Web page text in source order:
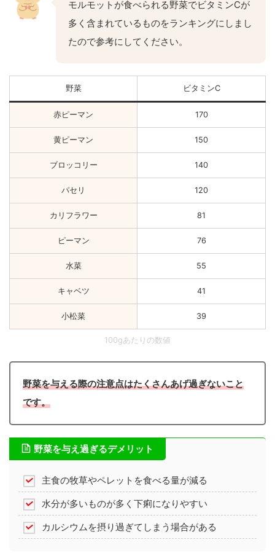
モルモットが食べられる野菜でビタミンCが
多く含まれているものをランキングにしまし
たので参考にしてください。
野菜 ビタミンC
赤ピーマン 170
黄ピーマン 150
ブロッコリー 140
パセリ 120
カリフラワー 81
ピーマン 76
水菜 55
キャベツ 41
小松菜 39
100gあたりの数値
野菜を与える際の注意点はたくさんあげ過ぎないこと
です。
野菜を与え過ぎるデメリット
主食の牧草やペレットを食べる量が減る
水分が多いものが多く下痢になりやすい
カルシウムを摂り過ぎてしまう場合がある